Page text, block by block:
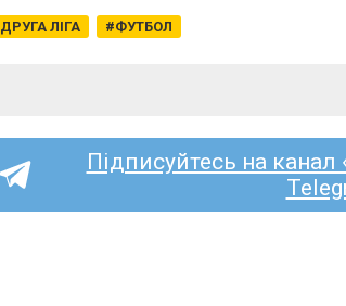
ДРУГА ЛІГА ФУТБОЛ
Підписуйтесь на